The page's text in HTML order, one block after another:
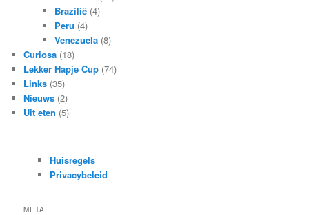
Brazilië (4)
Peru (4)
Venezuela (8)
Curiosa (18)
Lekker Hapje Cup (74)
Links (35)
Nieuws (2)
Uit eten (5)
Huisregels
Privacybeleid
META